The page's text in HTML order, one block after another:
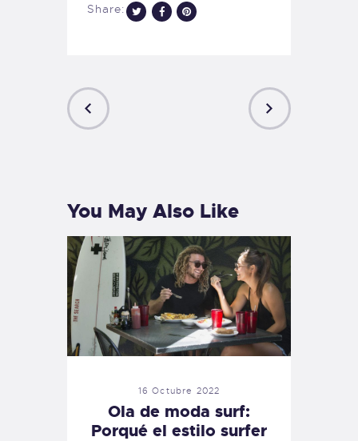
Share:
You May Also Like
16 Octubre 2022
Ola de moda surf:
Porqué el estilo surfer